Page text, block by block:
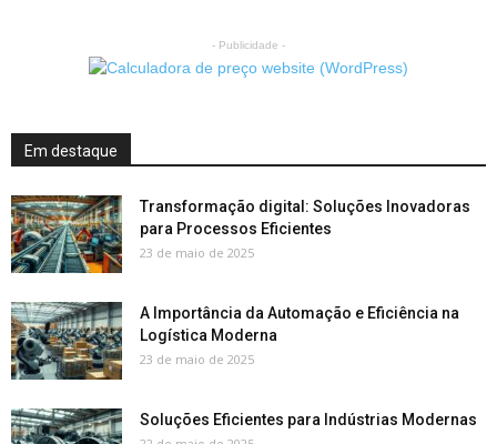
- Publicidade -
Em destaque
Transformação digital: Soluções Inovadoras
para Processos Eficientes
23 de maio de 2025
A Importância da Automação e Eficiência na
Logística Moderna
23 de maio de 2025
Soluções Eficientes para Indústrias Modernas